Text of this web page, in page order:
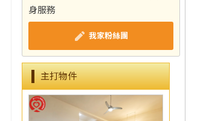
身服務
我家粉絲團
主打物件